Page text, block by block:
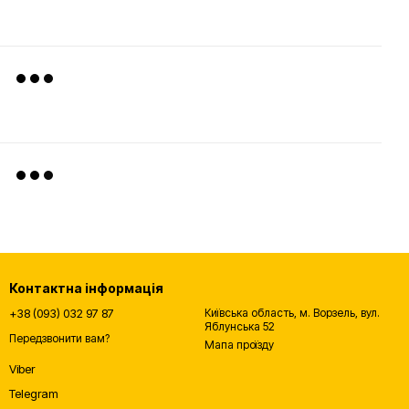
Контактна інформація
+38 (093) 032 97 87
Передзвонити вам?
Viber
Telegram
Київська область, м. Ворзель, вул.
Яблунська 52
Мапа проїзду